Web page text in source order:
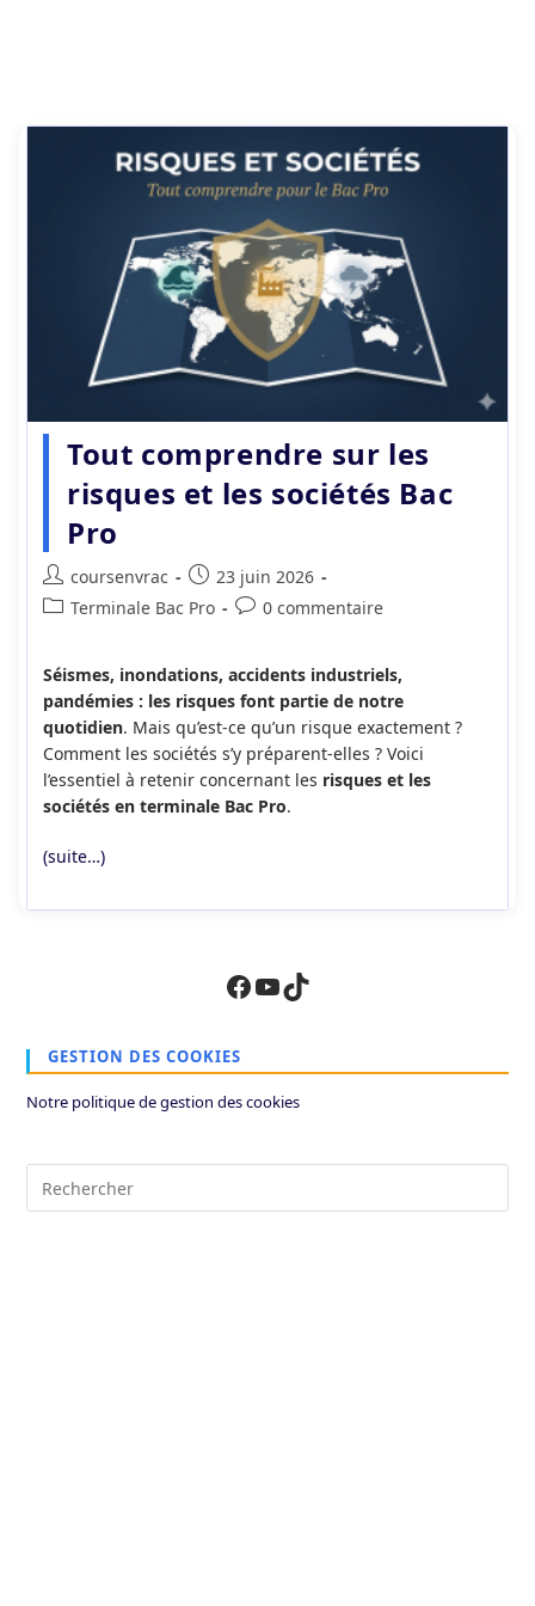
Tout comprendre sur les
risques et les sociétés Bac
Pro
Auteur/autrice
de
coursenvrac
Publication
publiée :
23 juin 2026
PostTerminale Bac Pro
Commentaires
publication :
0 commentaire
Séismes, inondations, accidents industriels,
pandémies : les risques font partie de notre
quotidien. Mais qu’est-ce qu’un risque exactement ?
Comment les sociétés s’y préparent-elles ? Voici
l’essentiel à retenir concernant les risques et les
sociétés en terminale Bac Pro.
(suite…)
Facebook
YouTube
TikTok
GESTION DES COOKIES
Notre politique de gestion des cookies